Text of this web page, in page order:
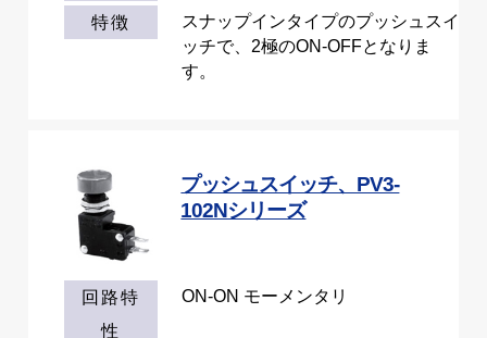
特徴
スナップインタイプのプッシュスイ
ッチで、2極のON-OFFとなりま
す。
プッシュスイッチ、PV3-
102Nシリーズ
回路特
性
ON-ON モーメンタリ